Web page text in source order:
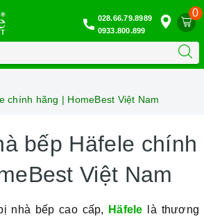
0
028.66.79.8989
0933.800.899
chính hãng | HomeBest Việt Nam
bếp Häfele chính
Việt Nam
nhà bếp cao cấp, Häfele
là thương